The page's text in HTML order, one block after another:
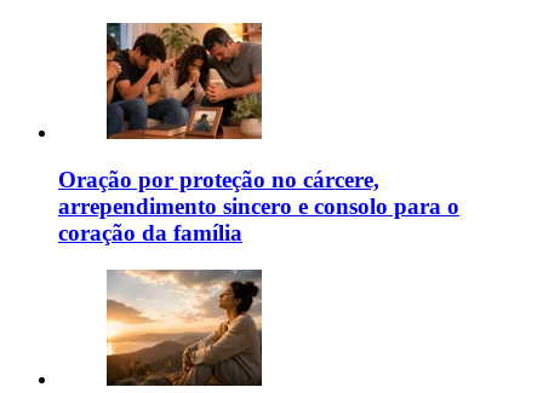
Oração por proteção no cárcere,
arrependimento sincero e consolo para o
coração da família